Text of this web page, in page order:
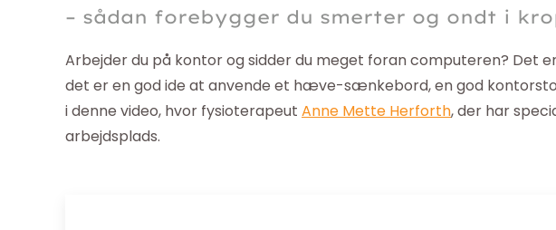
– sådan forebygger du smerter og ondt i
Arbejder du på kontor og sidder du meget foran computeren? Det
det er en god ide at anvende et hæve-sænkebord, en god
i denne video, hvor fysioterapeut Anne Mette Herforth, der har
arbejdsplads.